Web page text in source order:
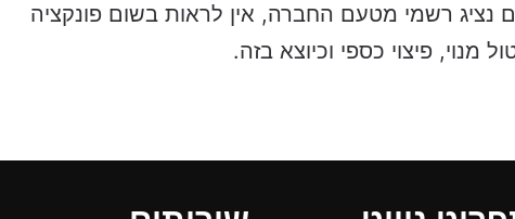
נציג רשמי מטעם החברה, אין לראות בשום פונקציה
מנוי, פיצוי כספי וכיוצא בזה.